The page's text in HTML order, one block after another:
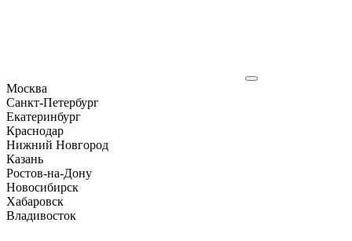
Москва
Санкт-Петербург
Екатеринбург
Краснодар
Нижний Новгород
Казань
Ростов-на-Дону
Новосибирск
Хабаровск
Владивосток